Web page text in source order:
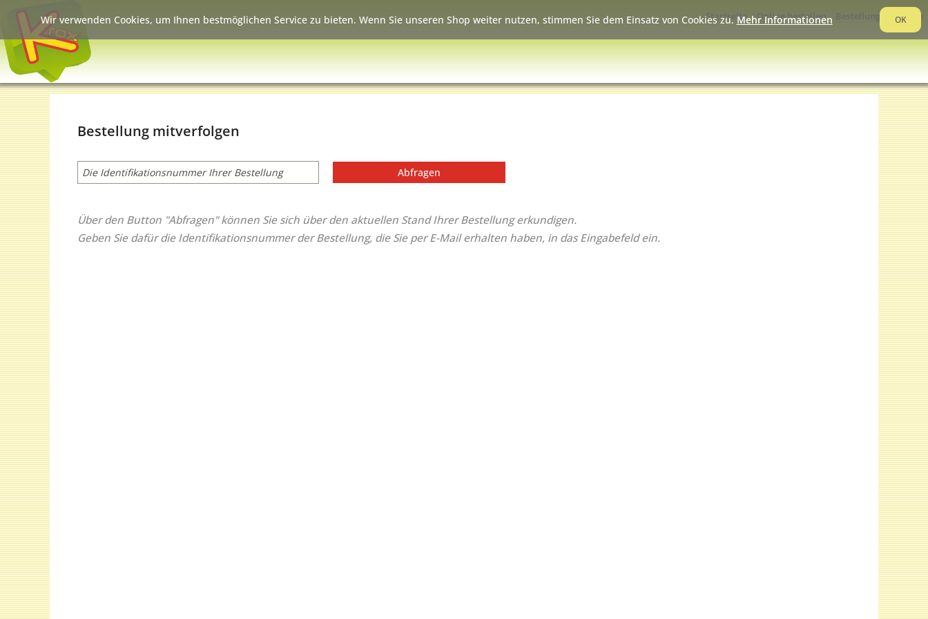
Startseite Online bestellen Bestellung verfolgen
Bestellung mitverfolgen
Abfragen
Über den Button "Abfragen" können Sie sich über den aktuellen Stand Ihrer Bestellung erkundigen.
Geben Sie dafür die Identifikationsnummer der Bestellung, die Sie per E-Mail erhalten haben, in das Eingabefeld ein.
Wir verwenden Cookies, um Ihnen bestmöglichen Service zu bieten. Wenn Sie unseren Shop weiter nutzen, stimmen Sie dem Einsatz von Cookies zu.Mehr Informationen OK